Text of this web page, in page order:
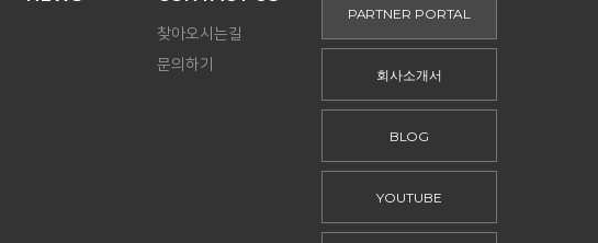
PARTNER PORTAL
회사소개서
BLOG
YOUTUBE
찾아오시는길
문의하기